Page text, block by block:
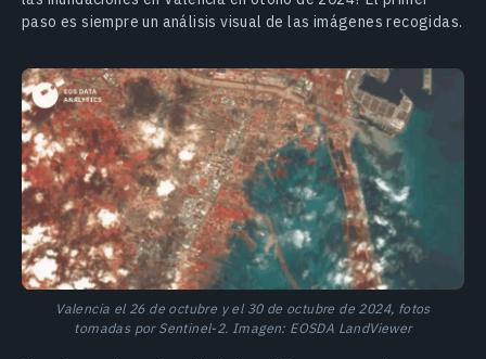
paso es siempre un análisis visual de las imágenes recogidas.
Valencia el 26 de octubre y el 30 de octubre de 2024, fotos
tomadas por Sentinel-2. Imagen: EOSDA LandViewer